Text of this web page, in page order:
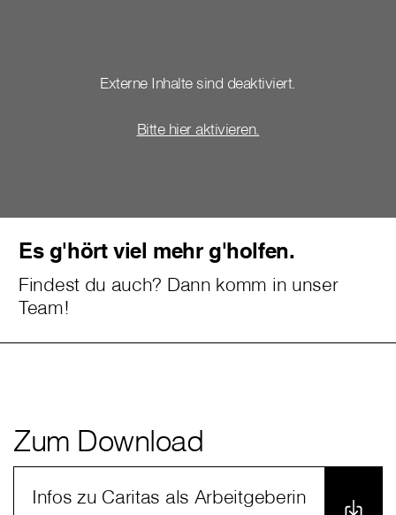
Externe Inhalte sind deaktiviert.
Bitte hier aktivieren.
Es g'hört viel mehr g'holfen.
Findest du auch? Dann komm in unser
Team!
Zum Download
Infos zu Caritas als Arbeitgeberin